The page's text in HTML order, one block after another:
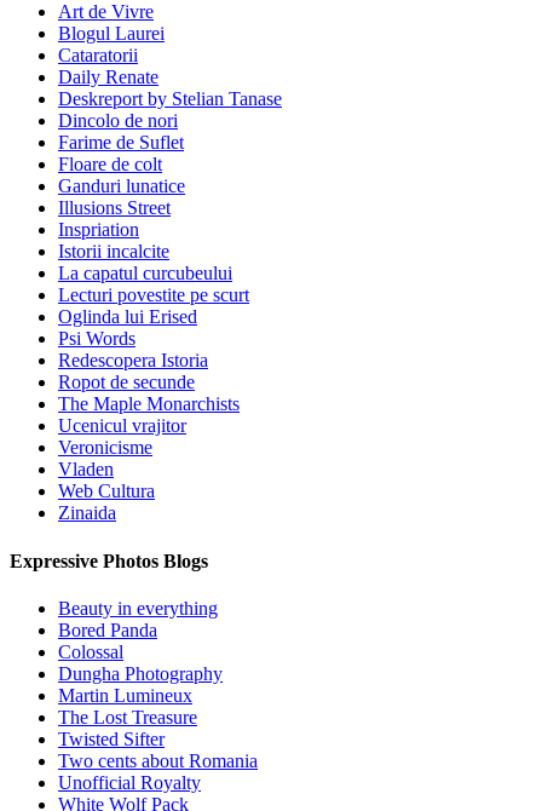
Art de Vivre
Blogul Laurei
Cataratorii
Daily Renate
Deskreport by Stelian Tanase
Dincolo de nori
Farime de Suflet
Floare de colt
Ganduri lunatice
Illusions Street
Inspriation
Istorii incalcite
La capatul curcubeului
Lecturi povestite pe scurt
Oglinda lui Erised
Psi Words
Redescopera Istoria
Ropot de secunde
The Maple Monarchists
Ucenicul vrajitor
Veronicisme
Vladen
Web Cultura
Zinaida
Expressive Photos Blogs
Beauty in everything
Bored Panda
Colossal
Dungha Photography
Martin Lumineux
The Lost Treasure
Twisted Sifter
Two cents about Romania
Unofficial Royalty
White Wolf Pack